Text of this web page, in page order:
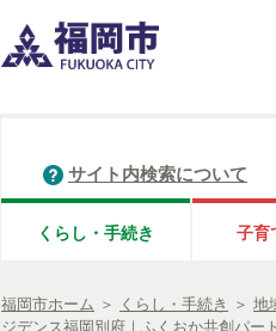
サイト内検索について
くらし・手続き 子育
福岡市ホーム ＞ くらし・手続き ＞ 地
ジデンス福岡別府｜ふくおか共創パ